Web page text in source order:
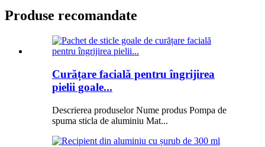
Produse recomandate
Curățare facială pentru îngrijirea
pielii goale...
Descrierea produselor Nume produs Pompa de
spuma sticla de aluminiu Mat...